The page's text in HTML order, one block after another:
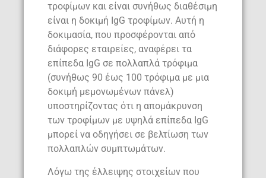
τροφίμων και είναι συνήθως διαθέσιμη
είναι η δοκιμή IgG τροφίμων. Αυτή η
δοκιμασία, που προσφέρονται από
διάφορες εταιρείες, αναφέρει τα
επίπεδα IgG σε πολλαπλά τρόφιμα
(συνήθως 90 έως 100 τρόφιμα με μια
δοκιμή μεμονωμένων πάνελ)
υποστηρίζοντας ότι η απομάκρυνση
των τροφίμων με υψηλά επίπεδα IgG
μπορεί να οδηγήσει σε βελτίωση των
πολλαπλών συμπτωμάτων.
Λόγω της έλλειψης στοιχείων που